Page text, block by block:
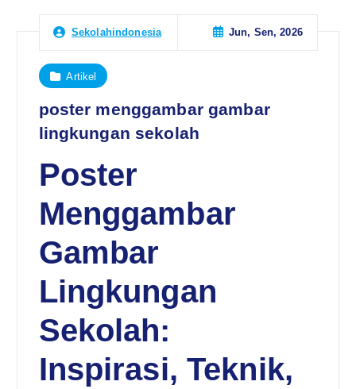
Sekolahindonesia Jun, Sen, 2026
Artikel
poster menggambar gambar
lingkungan sekolah
Poster
Menggambar
Gambar
Lingkungan
Sekolah:
Inspirasi, Teknik,